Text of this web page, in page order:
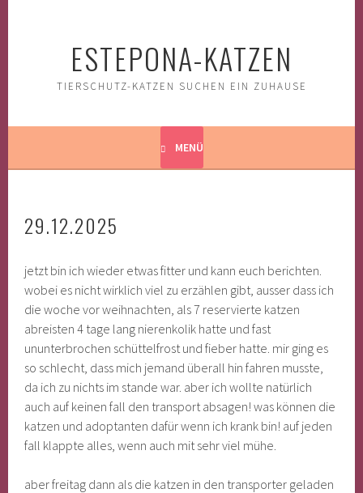
ESTEPONA-KATZEN
TIERSCHUTZ-KATZEN SUCHEN EIN ZUHAUSE
MENÜ
29.12.2025
jetzt bin ich wieder etwas fitter und kann euch berichten.
wobei es nicht wirklich viel zu erzählen gibt, ausser dass ich
die woche vor weihnachten, als 7 reservierte katzen
abreisten 4 tage lang nierenkolik hatte und fast
ununterbrochen schüttelfrost und fieber hatte. mir ging es
so schlecht, dass mich jemand überall hin fahren musste,
da ich zu nichts im stande war. aber ich wollte natürlich
auch auf keinen fall den transport absagen! was können die
katzen und adoptanten dafür wenn ich krank bin! auf jeden
fall klappte alles, wenn auch mit sehr viel mühe.
aber freitag dann als die katzen in den transporter geladen